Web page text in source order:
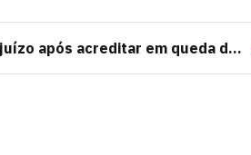
após acreditar em queda da